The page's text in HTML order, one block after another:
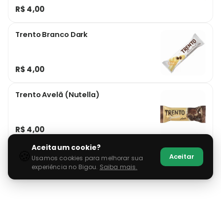
R$ 4,00
Trento Branco Dark
R$ 4,00
Trento Avelã (Nutella)
R$ 4,00
🍪Aceita um cookie?
Usamos cookies para melhorar sua
experiência no Bigou. Saiba mais.
Aceitar